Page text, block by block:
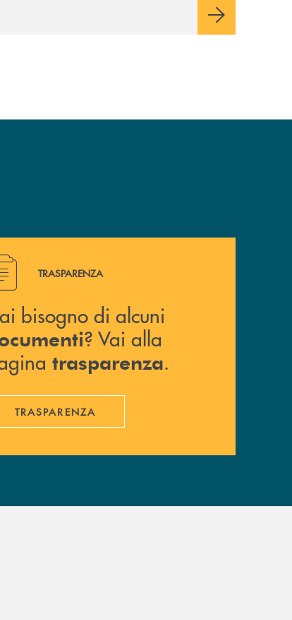
bisogno di alcuni documenti ? Vai alla pagina
TRASPARENZA
bisogno di alcuni
? Vai alla
trasparenza.
TRASPARENZA